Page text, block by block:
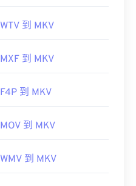
WTV 到 MKV
MXF 到 MKV
F4P 到 MKV
MOV 到 MKV
WMV 到 MKV